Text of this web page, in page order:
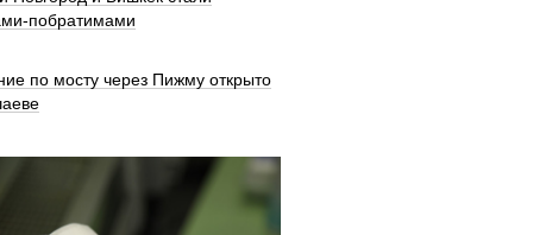
побратимами
по мосту через Пижму открыто